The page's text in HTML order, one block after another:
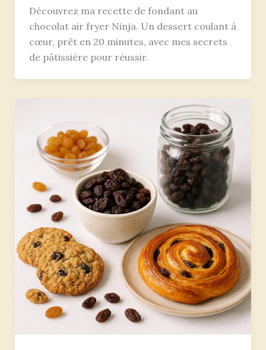
Découvrez ma recette de fondant au
chocolat air fryer Ninja. Un dessert coulant à
cœur, prêt en 20 minutes, avec mes secrets
de pâtissière pour réussir.